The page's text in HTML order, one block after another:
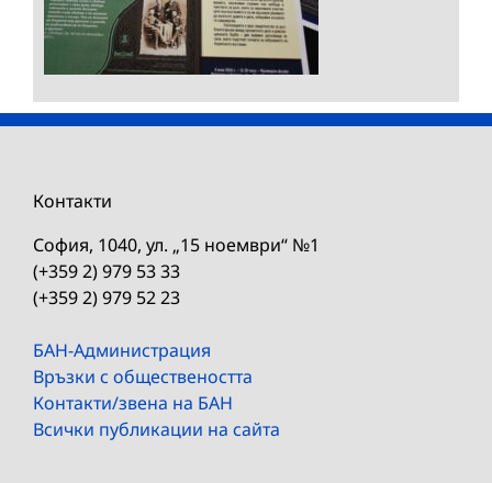
Контакти
София, 1040, ул. „15 ноември“ №1
(+359 2) 979 53 33
(+359 2) 979 52 23
БАН-Администрация
Връзки с обществеността
Контакти/звена на БАН
Всички публикации на сайта